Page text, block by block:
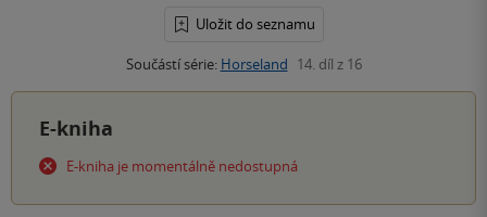
Uložit do seznamu
Součástí série: Horseland 14. díl z 16
E-kniha
E-kniha je momentálně nedostupná